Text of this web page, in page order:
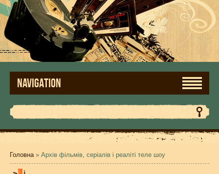
NAVIGATION
Головна» Архів фільмів, серіалів і реаліті теле шоу